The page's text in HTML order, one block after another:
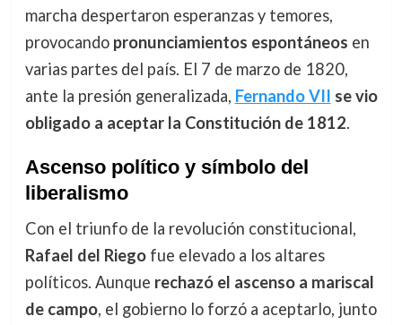
marcha despertaron esperanzas y temores,
provocando pronunciamientos espontáneos en
varias partes del país. El 7 de marzo de 1820,
ante la presión generalizada, Fernando VII se vio
obligado a aceptar la Constitución de 1812.
Ascenso político y símbolo del
liberalismo
Con el triunfo de la revolución constitucional,
Rafael del Riegofue elevado a los altares
políticos. Aunque rechazó el ascenso a mariscal
de campo, el gobierno lo forzó a aceptarlo, junto